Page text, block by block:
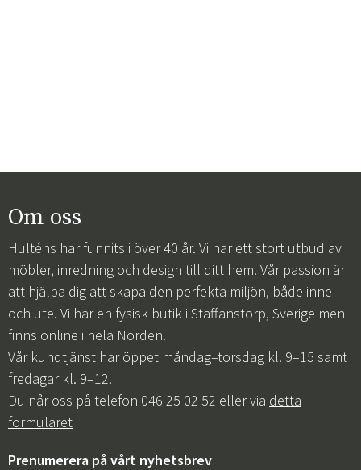
Om oss
Hulténs har funnits i över 40 år. Vi har ett stort utbud av
möbler, inredning och design till ditt hem. Vår passion är
att hjälpa dig att skapa den perfekta miljön, både inne
och ute. Vi har en fysisk butik i Staffanstorp, Sverige men
finns online i hela Norden.
Vår kundtjänst har öppet måndag–torsdag kl. 9–15 samt
fredagar kl. 9–12.
Du når oss på telefon 046 25 02 52 eller via detta
formuläret
Prenumerera på vårt nyhetsbrev